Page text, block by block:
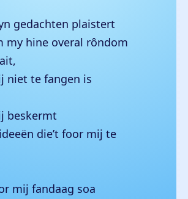
gedachten plaistert
my hine overal rôndom
niet te fangen is
beskermt
die’t foor mij te
mij fandaag soa